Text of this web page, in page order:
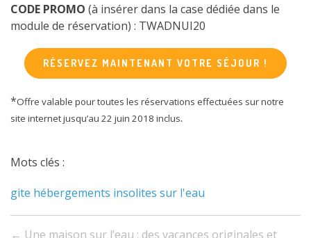
CODE PROMO (à insérer dans la case dédiée dans le
module de réservation) : TWADNUI20
RÉSERVEZ MAINTENANT VOTRE SÉJOUR !
*Offre valable pour toutes les réservations effectuées sur notre
site internet jusqu’au 22 juin 2018 inclus.
Mots clés :
gite hébergements insolites sur l'eau
Navigation
← Une maison sur l’eau : des vacances originales et